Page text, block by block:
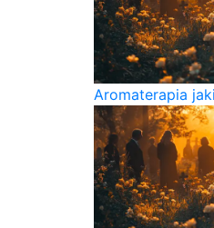
Aromaterapia